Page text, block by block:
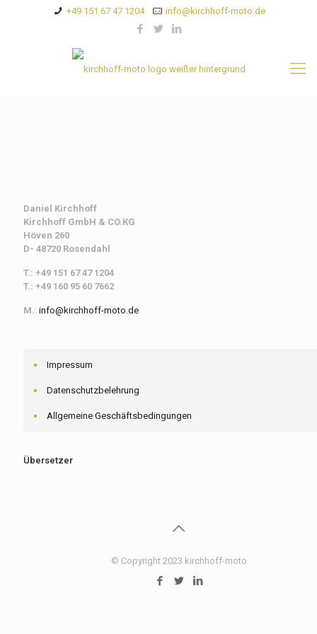
+49 151 67 47 1204 info@kirchhoff-moto.de
Daniel Kirchhoff
Kirchhoff GmbH & CO.KG
Höven 260
D- 48720 Rosendahl
T.: +49 151 67 47 1204
T.: +49 160 95 60 7662
M.: info@kirchhoff-moto.de
Impressum
Datenschutzbelehrung
Allgemeine Geschäftsbedingungen
Übersetzer
© Copyright 2023 kirchhoff-moto